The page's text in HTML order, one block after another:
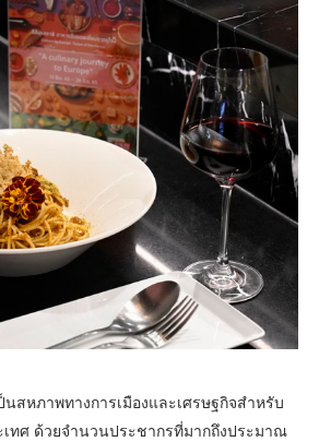
นสหภาพทางการเมืองและเศรษฐกิจสำหรับ
ทศ ด้วยจำนวนประชากรที่มากถึงประมาณ